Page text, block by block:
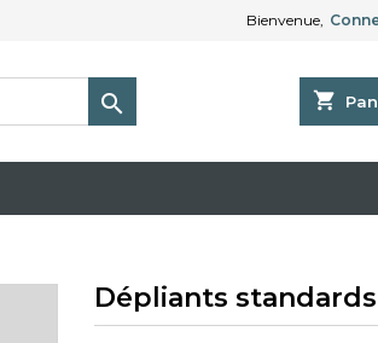
Bienvenue,
shopping_cart

Dépliants standards